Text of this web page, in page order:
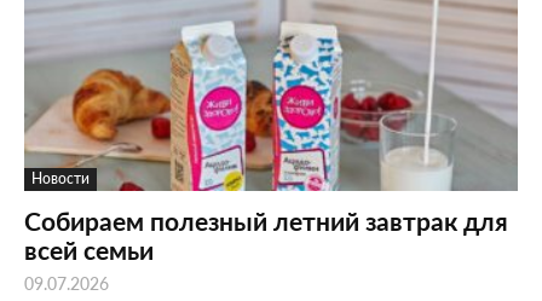
Новости
Собираем полезный летний завтрак для
всей семьи
09.07.2026